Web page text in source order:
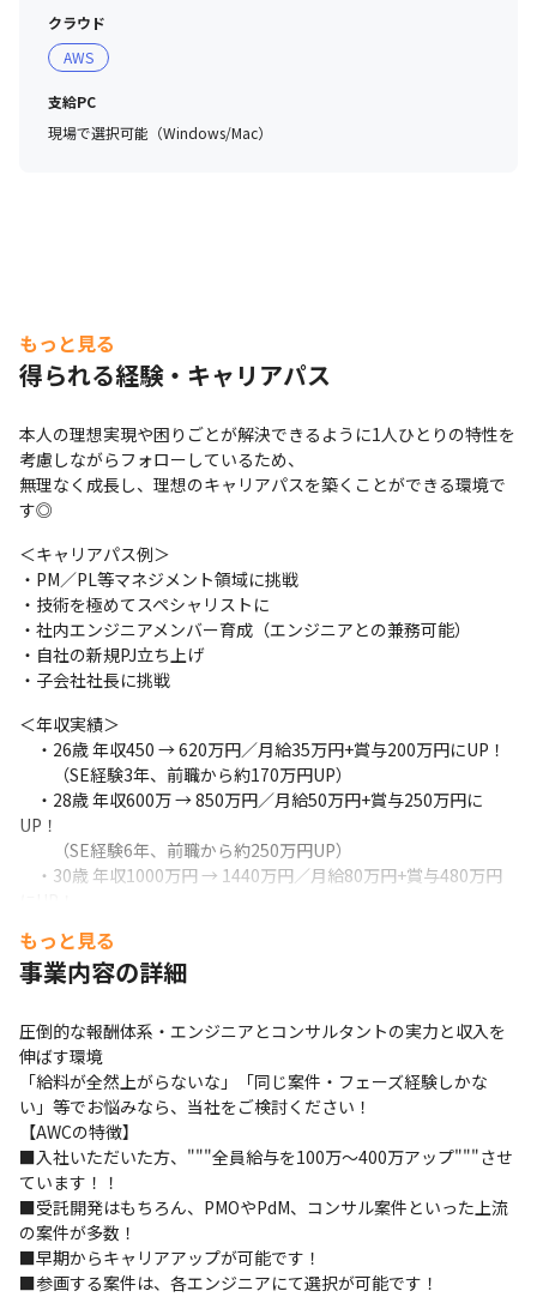
社員インタビュー動画
クラウド
AWS
支給PC
現場で選択可能（Windows/Mac）
もっと見る
得られる経験・キャリアパス
本人の理想実現や困りごとが解決できるように1人ひとりの特性を
考慮しながらフォローしているため、
無理なく成長し、理想のキャリアパスを築くことができる環境で
す◎
＜キャリアパス例＞
・PM／PL等マネジメント領域に挑戦
・技術を極めてスペシャリストに
・社内エンジニアメンバー育成（エンジニアとの兼務可能）
・自社の新規PJ立ち上げ
・子会社社長に挑戦
＜年収実績＞
・26歳 年収450 → 620万円／月給35万円+賞与200万円にUP！
（SE経験3年、前職から約170万円UP）
・28歳 年収600万 → 850万円／月給50万円+賞与250万円に
UP！
（SE経験6年、前職から約250万円UP）
・30歳 年収1000万円 → 1440万円／月給80万円+賞与480万円
もっと見る
事業内容の詳細
圧倒的な報酬体系・エンジニアとコンサルタントの実力と収入を
伸ばす環境
「給料が全然上がらないな」「同じ案件・フェーズ経験しかな
い」等でお悩みなら、当社をご検討ください！
【AWCの特徴】
■入社いただいた方、"""全員給与を100万～400万アップ"""させ
ています！！
■受託開発はもちろん、PMOやPdM、コンサル案件といった上流
の案件が多数！
■早期からキャリアアップが可能です！
■参画する案件は、各エンジニアにて選択が可能です！